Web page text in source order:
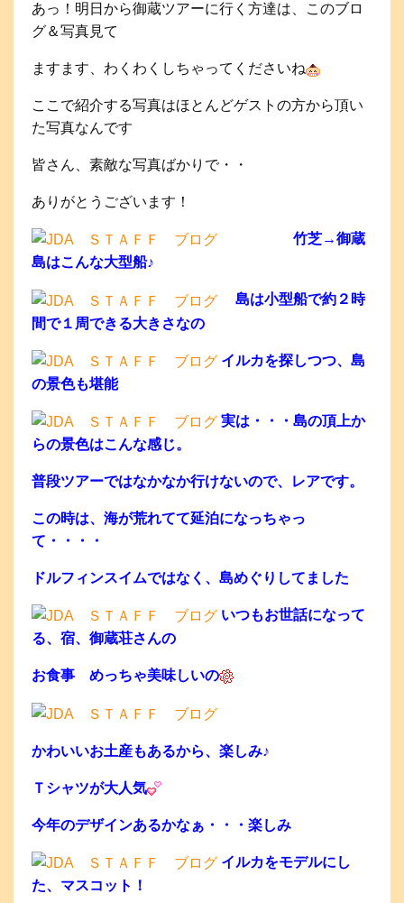
あっ！明日から御蔵ツアーに行く方達は、このブロ
グ＆写真見て
ますます、わくわくしちゃってくださいね
ここで紹介する写真はほとんどゲストの方から頂い
た写真なんです
皆さん、素敵な写真ばかりで・・
ありがとうございます！
竹芝→御蔵
島はこんな大型船♪
島は小型船で約２時
間で１周できる大きさなの
イルカを探しつつ、島
の景色も堪能
実は・・・島の頂上か
らの景色はこんな感じ。
普段ツアーではなかなか行けないので、レアです。
この時は、海が荒れてて延泊になっちゃっ
て・・・・
ドルフィンスイムではなく、島めぐりしてました
いつもお世話になって
る、宿、御蔵荘さんの
お食事 めっちゃ美味しいの
かわいいお土産もあるから、楽しみ♪
Ｔシャツが大人気
今年のデザインあるかなぁ・・・楽しみ
イルカをモデルにし
た、マスコット！